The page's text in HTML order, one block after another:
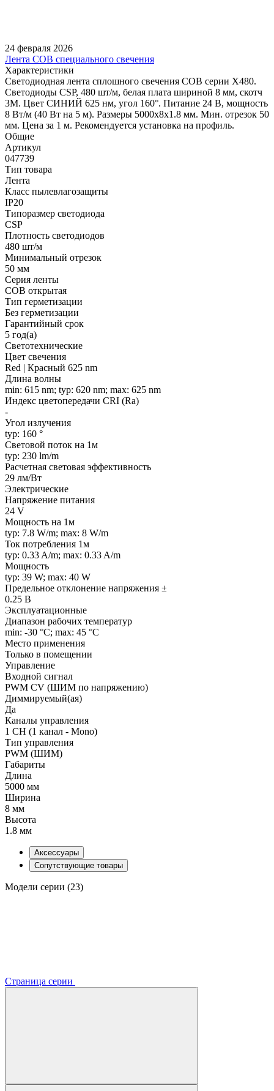
24 февраля 2026
Лента COB специального свечения
Характеристики
Светодиодная лента сплошного свечения COB серии X480.
Светодиоды CSP, 480 шт/м, белая плата шириной 8 мм, скотч
3M. Цвет СИНИЙ 625 нм, угол 160°. Питание 24 В, мощность
8 Вт/м (40 Вт на 5 м). Размеры 5000х8х1.8 мм. Мин. отрезок 50
мм. Цена за 1 м. Рекомендуется установка на профиль.
Общие
Артикул
047739
Тип товара
Лента
Класс пылевлагозащиты
IP20
Типоразмер светодиода
CSP
Плотность светодиодов
480 шт/м
Минимальный отрезок
50 мм
Серия ленты
COB открытая
Тип герметизации
Без герметизации
Гарантийный срок
5 год(а)
Светотехнические
Цвет свечения
Red | Красный 625 nm
Длина волны
min: 615 nm; typ: 620 nm; max: 625 nm
Индекс цветопередачи CRI (Ra)
-
Угол излучения
typ: 160 °
Световой поток на 1м
typ: 230 lm/m
Расчетная световая эффективность
29 лм/Вт
Электрические
Напряжение питания
24 V
Мощность на 1м
typ: 7.8 W/m; max: 8 W/m
Ток потребления 1м
typ: 0.33 A/m; max: 0.33 A/m
Мощность
typ: 39 W; max: 40 W
Предельное отклонение напряжения ±
0.25 В
Эксплуатационные
Диапазон рабочих температур
min: -30 °C; max: 45 °C
Место применения
Только в помещении
Управление
Входной сигнал
PWM СV (ШИМ по напряжению)
Диммируемый(ая)
Да
Каналы управления
1 CH (1 канал - Mono)
Тип управления
PWM (ШИМ)
Габариты
Длина
5000 мм
Ширина
8 мм
Высота
1.8 мм
Аксессуары
Сопутствующие товары
Модели серии (23)
Страница серии